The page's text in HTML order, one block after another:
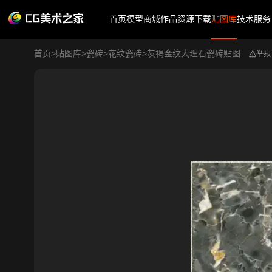
首页模型商城作品资源下载贴图库技术服务
首页>贴图库>瓷砖>花纹瓷砖>灰褐金纹大理石瓷砖贴图 举报